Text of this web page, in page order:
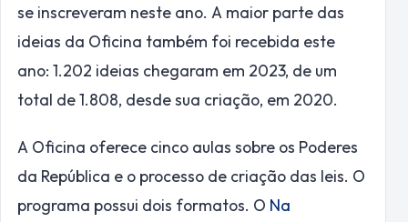
se inscreveram neste ano. A maior parte das
ideias da Oficina também foi recebida este
ano: 1.202 ideias chegaram em 2023, de um
total de 1.808, desde sua criação, em 2020.
A Oficina oferece cinco aulas sobre os Poderes
da República e o processo de criação das leis. O
programa possui dois formatos. O Na